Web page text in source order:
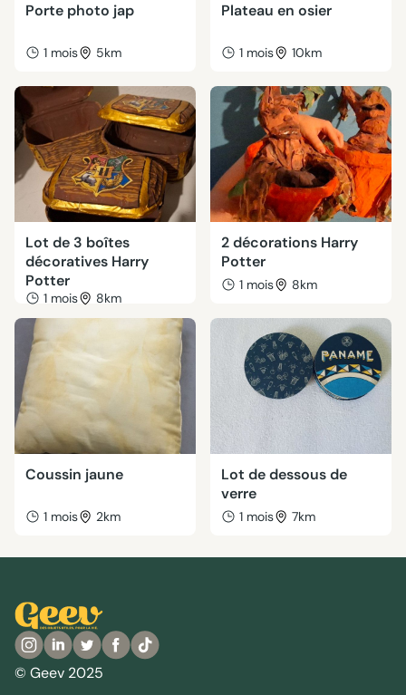
Porte photo jap
1 mois 5km
Plateau en osier
1 mois 10km
Lot de 3 boîtes
décoratives Harry
Potter
1 mois 8km
2 décorations Harry
Potter
1 mois 8km
Coussin jaune
1 mois 2km
Lot de dessous de
verre
1 mois 7km
© Geev 2025